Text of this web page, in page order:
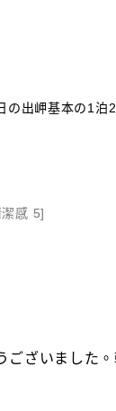
の出岬基本の1泊
潔感 5]
ございました